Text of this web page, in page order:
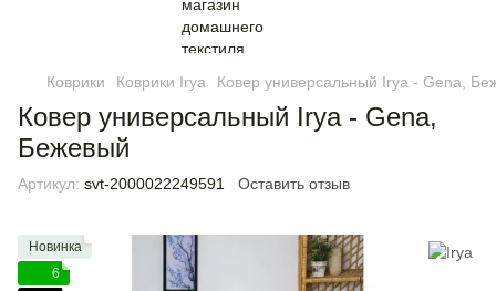
Коврики Коврики Irya Ковер универсальный Irya - Gena,
Ковер универсальный Irya - Gena,
Бежевый
Артикул: svt-2000022249591 Оставить отзыв
Новинка
6